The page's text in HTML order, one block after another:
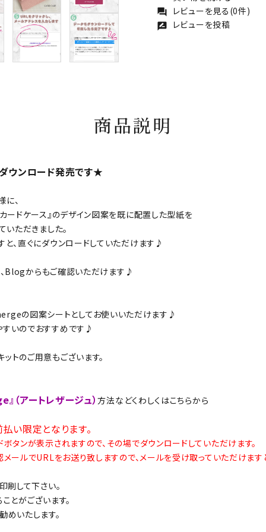
forum レビューを見る(0件)
rate_review レビューを投稿
商品説明
ンロード発売です★
、
ードケース』のデザイン図案を既に配置した型紙を
いただきました。
、直ぐにダウンロードしていただけます♪
Blogからもご確認いただけます♪
の図案シートとしてお使いいただけます♪
いのでおすすめです♪
トのご用意もございます。
アートレザージュ）方法などくわしくはこちらから
い限定となります。
ンが表示されますので、その場でダウンロードしていただけます。
ールでURLをお送り致しますので、メールを受け取っていただけま
して下さい。
とがございます。
いたします。